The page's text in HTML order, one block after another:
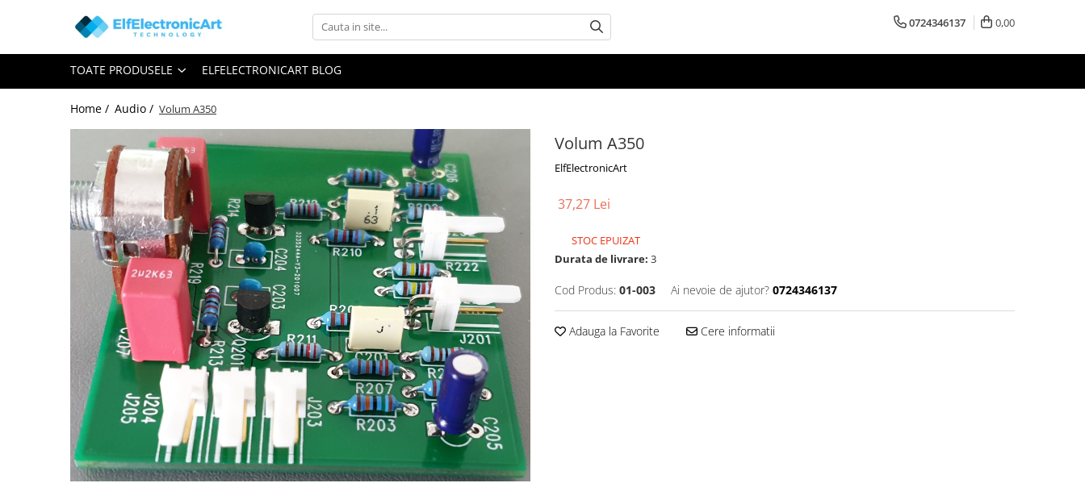
Toate Produsele
Audio
Instrumente de masura si control
Clesti Ampermetrici
Multimetre Digitale
Scule Atelier
Surse de alimentare
Osciloscoape AXIOMET
Osciloscoape B&K PRECISION
Osciloscoape FLUKE
Osciloscoape GW INSTEK
Osciloscoape HANTEK
Osciloscoape KEYSIGHT
0724346137 0,00
TOATE PRODUSELE ELFELECTRONICART BLOG
Home / Audio / Volum A350
Volum A350
ElfElectronicArt
37,27 Lei
STOC EPUIZAT
Durata de livrare: 3
Cod Produs: 01-003 Ai nevoie de ajutor? 0724346137
Adauga la Favorite Cere informatii